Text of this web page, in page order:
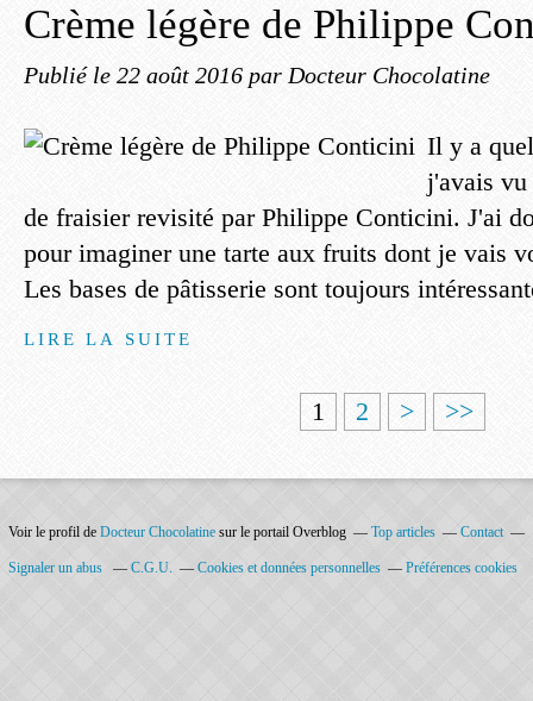
Crème légère de Philippe
Publié le 22 août 2016 par Docteur Chocolatine
Il y a
j'avais vu
de fraisier revisité par Philippe Conticini. J'ai
pour imaginer une tarte aux fruits dont je vais
Les bases de pâtisserie sont toujours
LIRE LA SUITE
1 2 > >>
Voir le profil de Docteur Chocolatine sur le portail Overblog Top articles Contact
Signaler un abus C.G.U. Cookies et données personnelles Préférences cookies